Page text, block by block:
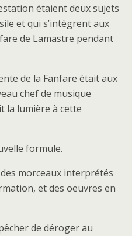
étaient deux sujets
et qui s’intègrent aux
de Lamastre pendant
de la Fanfare était aux
chef de musique
la lumière à cette
formule.
morceaux interprétés
et des oeuvres en
de déroger au